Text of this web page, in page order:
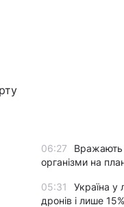
06:27
Вражають
організми на
05:31
Україна у
дронів і лише